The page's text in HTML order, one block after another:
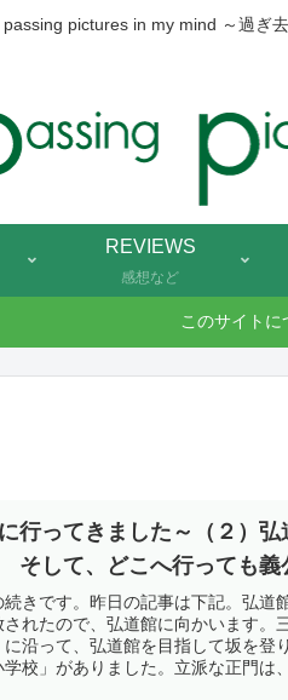
passing pictures in my mind ～過ぎ
REVIEWS
感想など
このサイトに
行ってきました～（２）
そして、どこへ行っても義
続きです。昨日の記事は下記。弘道
されたので、弘道館に向かいます。
に沿って、弘道館を目指して坂を登
学校」がありました。立派な正門は